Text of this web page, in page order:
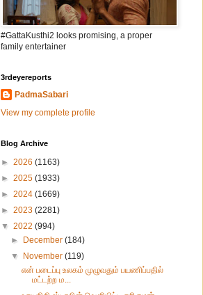
#GattaKusthi2 looks promising, a proper
family entertainer
3rdeyereports
PadmaSabari
View my complete profile
Blog Archive
► 2026 (1163)
► 2025 (1933)
► 2024 (1669)
► 2023 (2281)
▼ 2022 (994)
►
December(184)
▼
November(119)
என் படைப்பு உலகம் முழுவதும் பயணிப்பதில்
மட்டற்ற ம...